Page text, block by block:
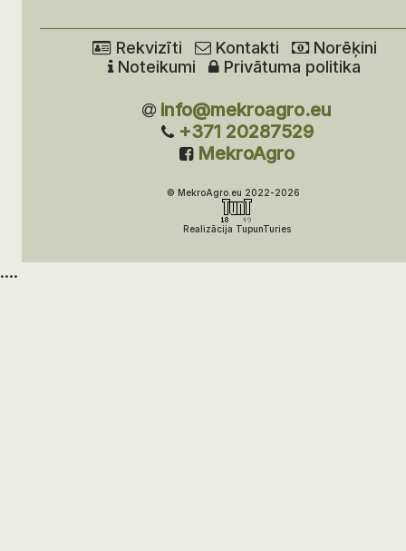
Rekvizīti Kontakti
Norēķini
Noteikumi
Privātuma politika
info@mekroagro.eu
+371 20287529
MekroAgro
© MekroAgro.eu 2022-2026
Realizācija TupunTuries
....